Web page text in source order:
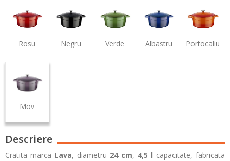
Rosu Negru Verde Albastru Portocaliu
Mov
Descriere
Cratita marca Lava, diametru 24 cm, 4,5 l capacitate, fabricata